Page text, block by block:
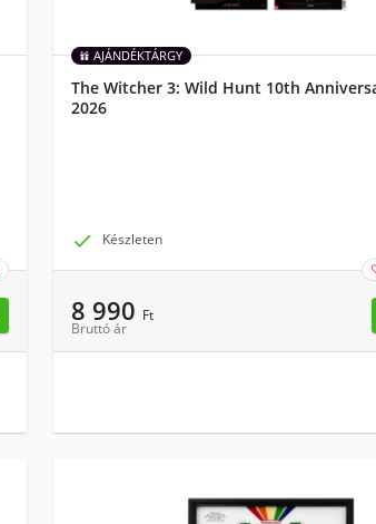
AJÁNDÉKTÁRGY
The Witcher 3: Wild Hunt 10th
2026
 Készleten
8 990 Ft
Bruttó ár